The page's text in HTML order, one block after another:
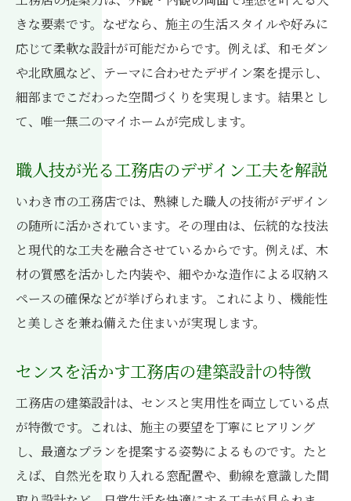
きな要素です。なぜなら、施主の生活スタイルや好みに
応じて柔軟な設計が可能だからです。例えば、和モダン
や北欧風など、テーマに合わせたデザイン案を提示し、
細部までこだわった空間づくりを実現します。結果とし
て、唯一無二のマイホームが完成します。
職人技が光る工務店のデザイン工夫を解説
いわき市の工務店では、熟練した職人の技術がデザイン
の随所に活かされています。その理由は、伝統的な技法
と現代的な工夫を融合させているからです。例えば、木
材の質感を活かした内装や、細やかな造作による収納ス
ペースの確保などが挙げられます。これにより、機能性
と美しさを兼ね備えた住まいが実現します。
センスを活かす工務店の建築設計の特徴
工務店の建築設計は、センスと実用性を両立している点
が特徴です。これは、施主の要望を丁寧にヒアリング
し、最適なプランを提案する姿勢によるものです。たと
えば、自然光を取り入れる窓配置や、動線を意識した間